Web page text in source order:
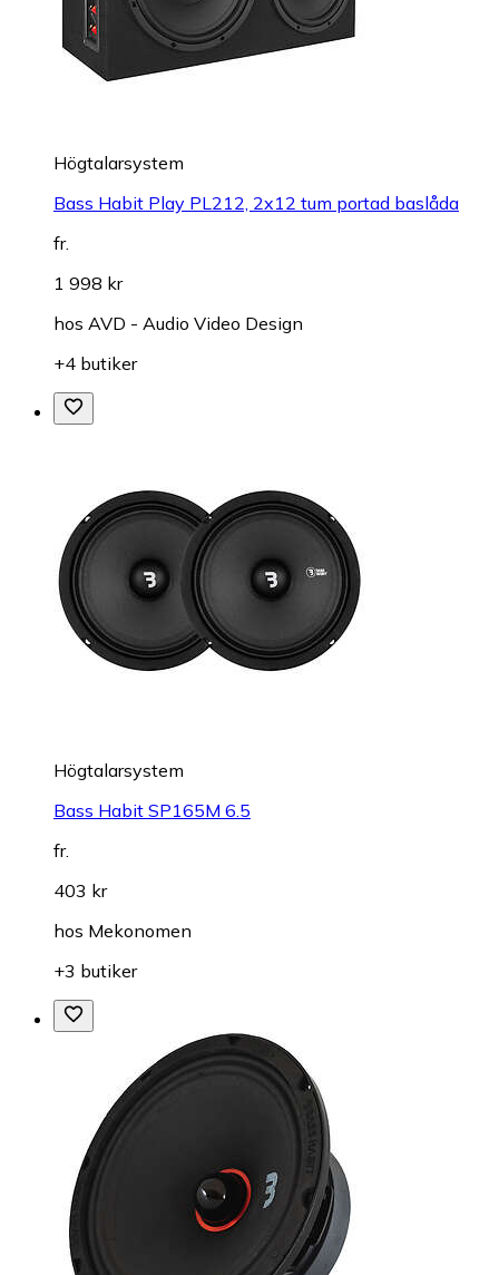
Högtalarsystem
Bass Habit Play PL212, 2x12 tum portad baslåda
fr.
1 998 kr
hos AVD - Audio Video Design
+4 butiker
Högtalarsystem
Bass Habit SP165M 6.5
fr.
403 kr
hos Mekonomen
+3 butiker